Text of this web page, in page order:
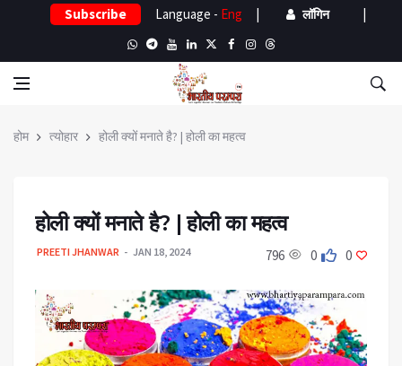
Subscribe Language - Eng | लॉगिन |
होम त्योहार होली क्यों मनाते है? | होली का महत्व
होली क्यों मनाते है? | होली का महत्व
PREETI JHANWAR JAN 18, 2024